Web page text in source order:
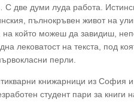
две думи луда работа.
пълнокръвен живот на
който можеш да завидиш,
лековатост на текста, под
перли.
книжарници из София
студент пари за